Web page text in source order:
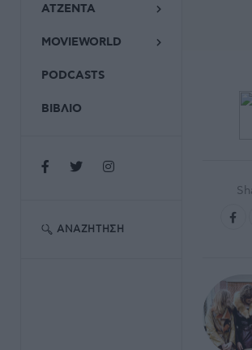
ΑΤΖΕΝΤΑ
MOVIEWORLD
PODCASTS
ΒΙΒΛΙΟ
ΑΝΑΖΉΤΗΣΗ